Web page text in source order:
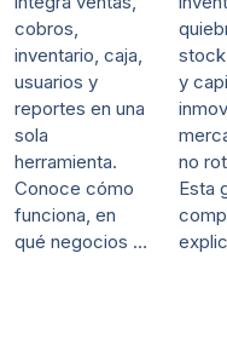
cobros,
inventario, caja,
usuarios y
reportes en una
sola
herramienta.
Conoce cómo
funciona, en
qué negocios …
y
no
Esta